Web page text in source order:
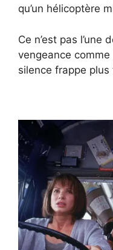
qu’un hélicoptère
Ce n’est pas l’une
vengeance comme
silence frappe plus